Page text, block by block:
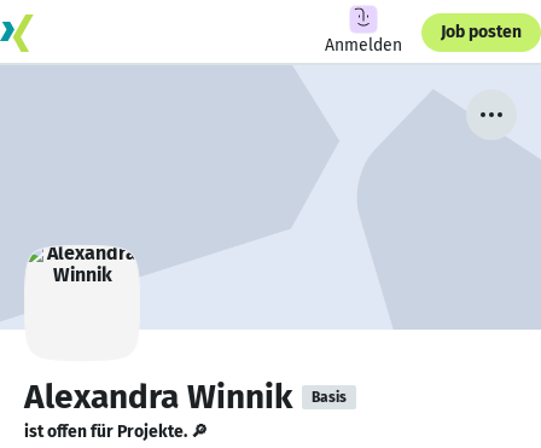
Anmelden
Job posten
Alexandra Winnik Basis
ist offen für Projekte. 🔎